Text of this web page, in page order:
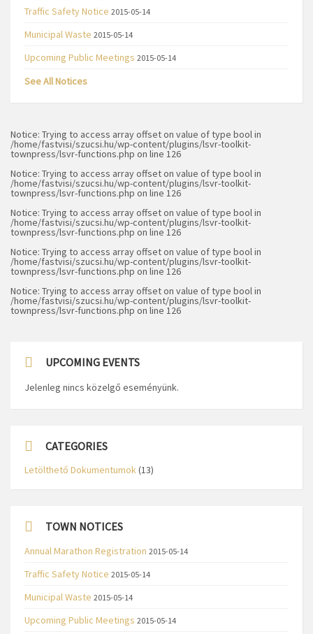
Traffic Safety Notice 2015-05-14
Municipal Waste 2015-05-14
Upcoming Public Meetings 2015-05-14
See All Notices
Notice: Trying to access array offset on value of type bool in
/home/fastvisi/szucsi.hu/wp-content/plugins/lsvr-toolkit-
townpress/lsvr-functions.php on line 126
Notice: Trying to access array offset on value of type bool in
/home/fastvisi/szucsi.hu/wp-content/plugins/lsvr-toolkit-
townpress/lsvr-functions.php on line 126
Notice: Trying to access array offset on value of type bool in
/home/fastvisi/szucsi.hu/wp-content/plugins/lsvr-toolkit-
townpress/lsvr-functions.php on line 126
Notice: Trying to access array offset on value of type bool in
/home/fastvisi/szucsi.hu/wp-content/plugins/lsvr-toolkit-
townpress/lsvr-functions.php on line 126
Notice: Trying to access array offset on value of type bool in
/home/fastvisi/szucsi.hu/wp-content/plugins/lsvr-toolkit-
townpress/lsvr-functions.php on line 126
UPCOMING EVENTS
Jelenleg nincs közelgő eseményünk.
CATEGORIES
Letölthető Dokumentumok(13)
TOWN NOTICES
Annual Marathon Registration 2015-05-14
Traffic Safety Notice 2015-05-14
Municipal Waste 2015-05-14
Upcoming Public Meetings 2015-05-14